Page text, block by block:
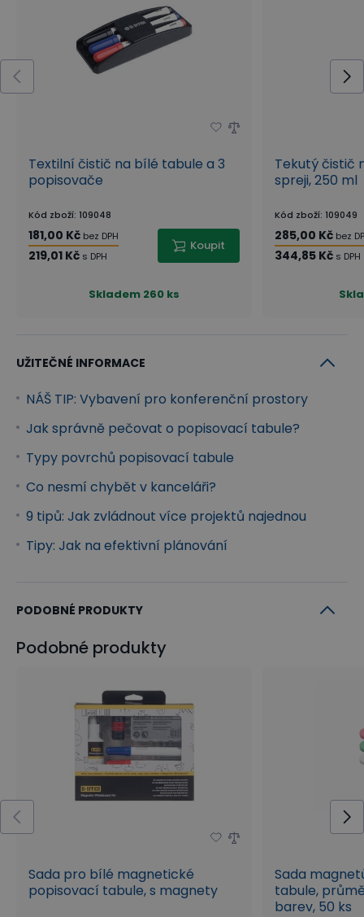
Textilní čistič na bílé tabule a 3
popisovače
Kód zboží: 109048
181,00 Kč bez DPH
219,01 Kč s DPH
Koupit
Skladem 260 ks
Tekutý čistič
spreji, 250 ml
Kód zboží: 109049
285,00 Kč bez
344,85 Kč s DPH
UŽITEČNÉ INFORMACE
NÁŠ TIP: Vybavení pro konferenční prostory
Jak správně pečovat o popisovací tabule?
Typy povrchů popisovací tabule
Co nesmí chybět v kanceláři?
9 tipů: Jak zvládnout více projektů najednou
Tipy: Jak na efektivní plánování
PODOBNÉ PRODUKTY
Podobné produkty
Sada pro bílé magnetické
popisovací tabule, s magnety
Sada
tabule,
barev, 50 ks